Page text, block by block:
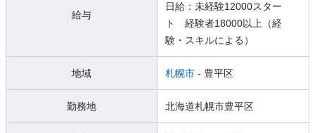
給与
日給：未経験12000スター
ト 経験者18000以上（経
験・スキルによる）
地域 札幌市 - 豊平区
勤務地 北海道札幌市豊平区